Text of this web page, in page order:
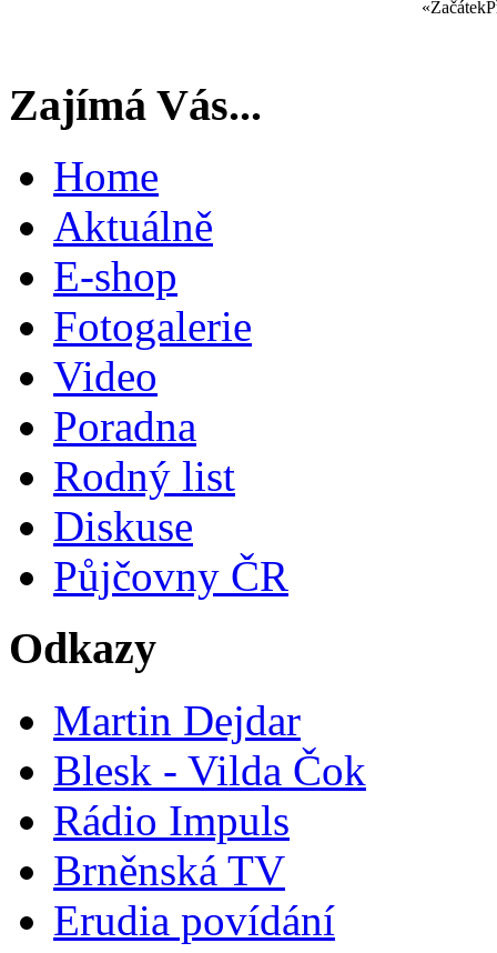
«Začátek
Zajímá Vás...
Home
Aktuálně
E-shop
Fotogalerie
Video
Poradna
Rodný list
Diskuse
Půjčovny ČR
Odkazy
Martin Dejdar
Blesk - Vilda Čok
Rádio Impuls
Brněnská TV
Erudia povídání